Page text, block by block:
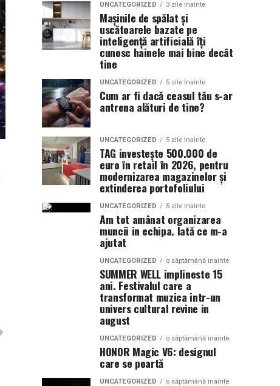
UNCATEGORIZED 3 zile inainte
Mașinile de spălat și
uscătoarele bazate pe
inteligență artificială îți
cunosc hainele mai bine decât
tine
UNCATEGORIZED 5 zile inainte
Cum ar fi dacă ceasul tău s-ar
antrena alături de tine?
UNCATEGORIZED 5 zile inainte
TAG investește 500.000 de
euro în retail în 2026, pentru
modernizarea magazinelor și
extinderea portofoliului
UNCATEGORIZED 5 zile inainte
Am tot amânat organizarea
muncii in echipa. Iată ce m-a
ajutat
UNCATEGORIZED o săptămână inainte
SUMMER WELL implineste 15
ani. Festivalul care a
transformat muzica intr-un
univers cultural revine in
august
UNCATEGORIZED o săptămână inainte
HONOR Magic V6: designul
care se poartă
UNCATEGORIZED o săptămână inainte